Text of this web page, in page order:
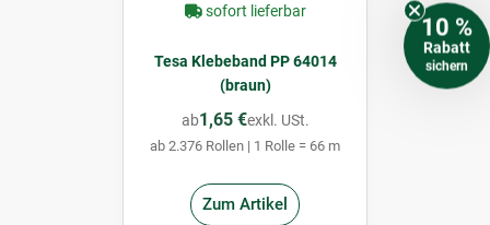
sofort lieferbar
Tesa Klebeband PP 64014
(braun)
ab1,65 €exkl. USt.
ab 2.376 Rollen | 1 Rolle = 66 m
Zum Artikel
10 %
Rabatt
sichern